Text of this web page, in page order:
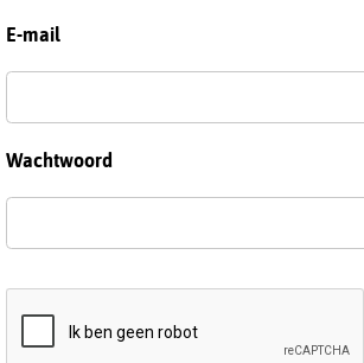
E-mail
Wachtwoord